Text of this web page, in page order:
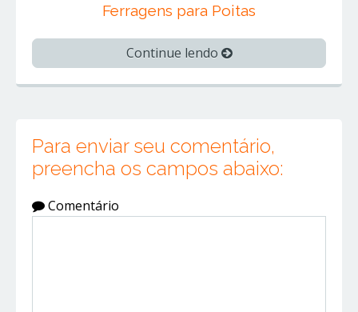
Ferragens para Poitas
Continue lendo
Para enviar seu comentário,
preencha os campos abaixo:
Comentário